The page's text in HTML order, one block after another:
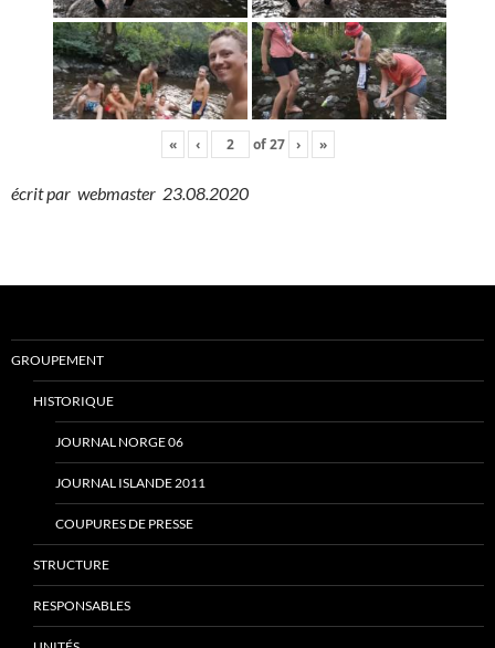
« ‹ of27 › »
écrit par webmaster 23.08.2020
GROUPEMENT
HISTORIQUE
JOURNAL NORGE 06
JOURNAL ISLANDE 2011
COUPURES DE PRESSE
STRUCTURE
RESPONSABLES